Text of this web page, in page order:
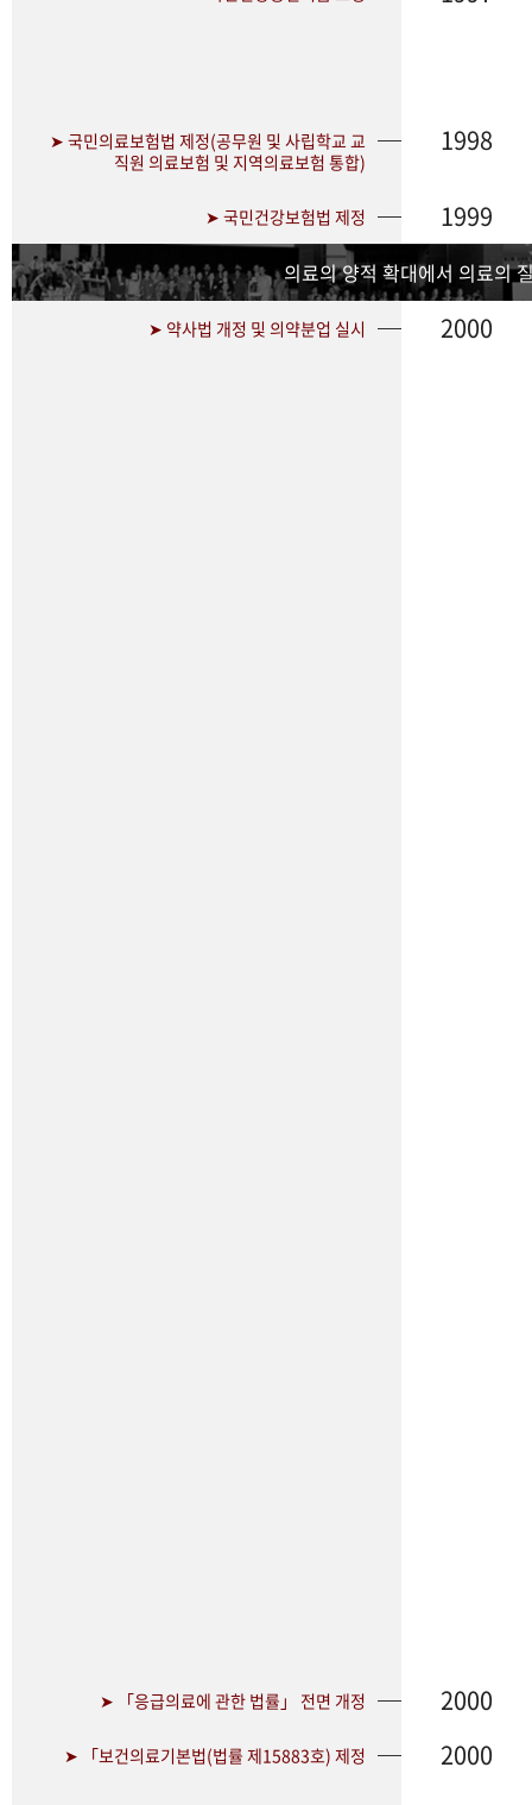
➤ 국민의료보험법 제정(공무원 및 사립학교 교
직원 의료보험 및 지역의료보험 통합)
1998
➤ 국민건강보험법 제정 1999
의료의 양적 확대에서 의료의
➤ 약사법 개정 및 의약분업 실시 2000
➤ 「응급의료에 관한 법률」 전면 개정 2000
➤ 「보건의료기본법(법률 제15883호) 제정 2000